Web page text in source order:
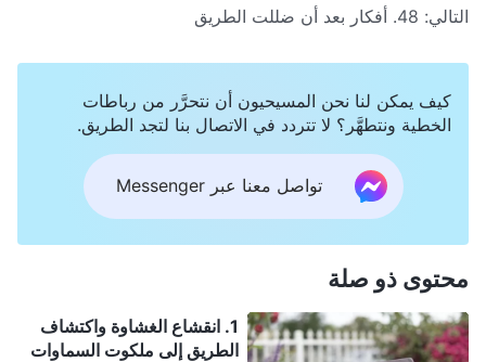
التالي: 48. أفكار بعد أن ضللت الطريق
كيف يمكن لنا نحن المسيحيون أن نتحرَّر من رباطات
الخطية ونتطهَّر؟ لا تتردد في الاتصال بنا لتجد الطريق.
تواصل معنا عبر Messenger
محتوى ذو صلة
1. انقشاع الغشاوة واكتشاف
الطريق إلى ملكوت السماوات